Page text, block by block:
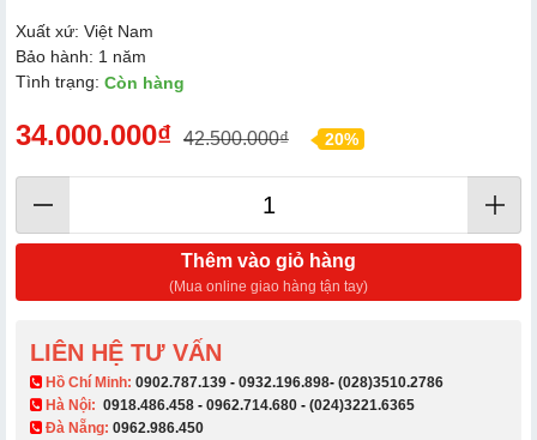
Xuất xứ: Việt Nam
Bảo hành: 1 năm
Tình trạng: Còn hàng
34.000.000₫ 42.500.000₫ 20%
Thêm vào giỏ hàng
(Mua online giao hàng tận tay)
LIÊN HỆ TƯ VẤN
​ Hồ Chí Minh: 0902.787.139 - 0932.196.898- (028)3510.2786
Hà Nội: 0918.486.458 - 0962.714.680 - (024)3221.6365
Đà Nẵng: 0962.986.450